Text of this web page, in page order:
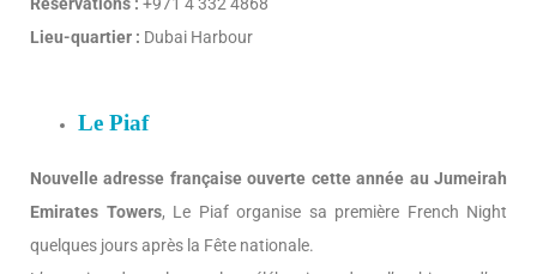
Lieu-quartier : Dubai Harbour
Le Piaf
Nouvelle adresse française ouverte cette année au Jumeirah
Emirates Towers, Le Piaf organise sa première French Night
quelques jours après la Fête nationale.